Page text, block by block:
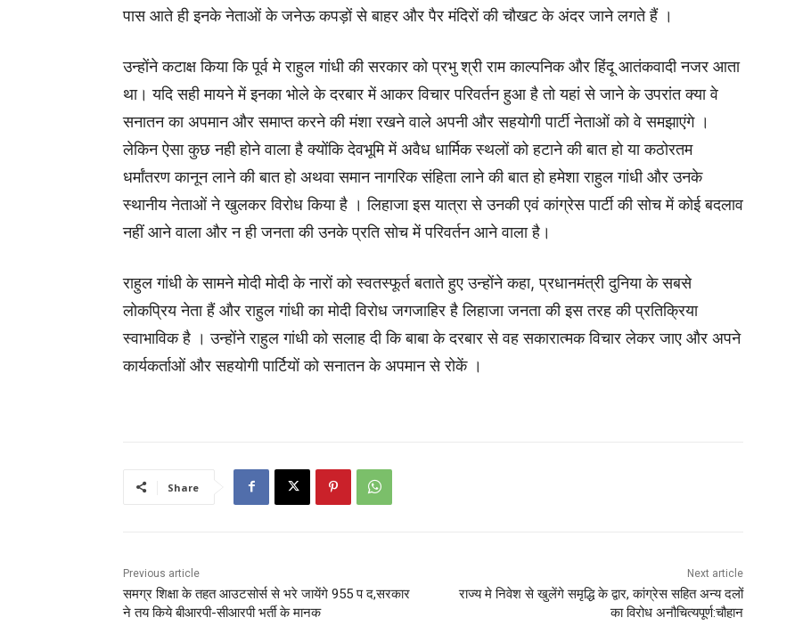
पास आते ही इनके नेताओं के जनेऊ कपड़ों से बाहर और पैर मंदिरों की चौखट के अंदर जाने लगते हैं ।
उन्होंने कटाक्ष किया कि पूर्व मे राहुल गांधी की सरकार को प्रभु श्री राम काल्पनिक और हिंदू आतंकवादी नजर आता
था। यदि सही मायने में इनका भोले के दरबार में आकर विचार परिवर्तन हुआ है तो यहां से जाने के उपरांत क्या वे
सनातन का अपमान और समाप्त करने की मंशा रखने वाले अपनी और सहयोगी पार्टी नेताओं को वे समझाएंगे ।
लेकिन ऐसा कुछ नही होने वाला है क्योंकि देवभूमि में अवैध धार्मिक स्थलों को हटाने की बात हो या कठोरतम
धर्मांतरण कानून लाने की बात हो अथवा समान नागरिक संहिता लाने की बात हो हमेशा राहुल गांधी और उनके
स्थानीय नेताओं ने खुलकर विरोध किया है । लिहाजा इस यात्रा से उनकी एवं कांग्रेस पार्टी की सोच में कोई बदलाव
नहीं आने वाला और न ही जनता की उनके प्रति सोच में परिवर्तन आने वाला है।
राहुल गांधी के सामने मोदी मोदी के नारों को स्वतस्फूर्त बताते हुए उन्होंने कहा, प्रधानमंत्री दुनिया के सबसे
लोकप्रिय नेता हैं और राहुल गांधी का मोदी विरोध जगजाहिर है लिहाजा जनता की इस तरह की प्रतिक्रिया
स्वाभाविक है । उन्होंने राहुल गांधी को सलाह दी कि बाबा के दरबार से वह सकारात्मक विचार लेकर जाए और अपने
कार्यकर्ताओं और सहयोगी पार्टियों को सनातन के अपमान से रोकें ।
Share
Previous article
समग्र शिक्षा के तहत आउटसोर्स से भरे जायेंगे 955 प द,सरकार
ने तय किये बीआरपी-सीआरपी भर्ती के मानक
Next article
राज्य मे निवेश से खुलेंगे समृद्धि के द्वार, कांग्रेस सहित अन्य दलों
का विरोध अनौचित्यपूर्ण:चौहान